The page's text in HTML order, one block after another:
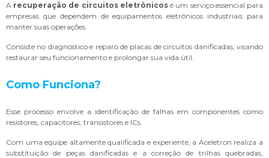
A recuperação de circuitos eletrônicosé um serviço essencial para
empresas que dependem de equipamentos eletrônicos industriais para
manter suas operações.
Consiste no diagnóstico e reparo de placas de circuitos danificadas, visando
restaurar seu funcionamento e prolongar sua vida útil.
Como Funciona?
Esse processo envolve a identificação de falhas em componentes como
resistores, capacitores, transistores e ICs.
Com uma equipe altamente qualificada e experiente, a Aceletron realiza a
substituição de peças danificadas e a correção de trilhas quebradas,